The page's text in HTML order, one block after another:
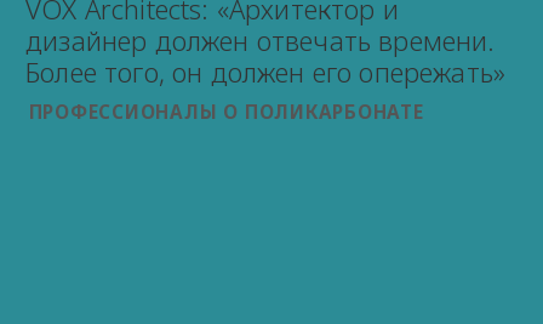
VOX Architects: «Архитектор и
дизайнер должен отвечать времени.
Более того, он должен его опережать»
ПРОФЕССИОНАЛЫ О ПОЛИКАРБОНАТЕ